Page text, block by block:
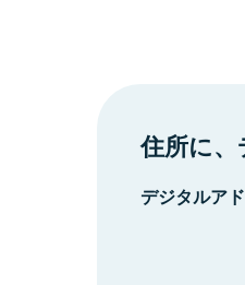
住所に、
デジタルア